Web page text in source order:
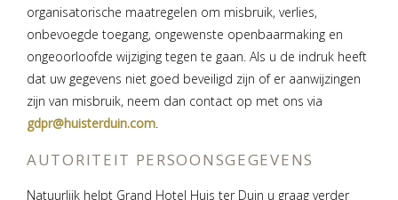
organisatorische maatregelen om misbruik, verlies,
onbevoegde toegang, ongewenste openbaarmaking en
ongeoorloofde wijziging tegen te gaan. Als u de indruk heeft
dat uw gegevens niet goed beveiligd zijn of er aanwijzingen
zijn van misbruik, neem dan contact op met ons via
gdpr@huisterduin.com.
AUTORITEIT PERSOONSGEGEVENS
Natuurlijk helpt Grand Hotel Huis ter Duin u graag verder